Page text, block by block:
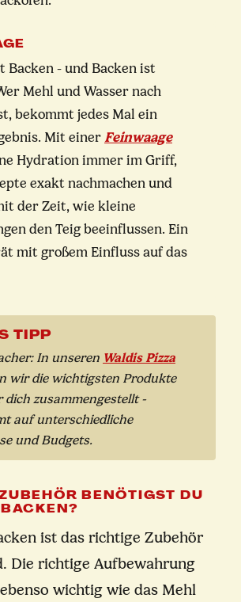
Backen - und Backen ist
Mehl und Wasser nach
bekommt jedes Mal ein
Mit einer Feinwaage
Hydration immer im Griff,
exakt nachmachen und
der Zeit, wie kleine
den Teig beeinflussen. Ein
mit großem Einfluss auf das
TIPP
In unseren Waldis Pizza
wir die wichtigsten Produkte
dich zusammengestellt -
auf unterschiedliche
und Budgets.
BENÖTIGST DU
ist das richtige Zubehör
Die richtige Aufbewahrung
wichtig wie das Mehl